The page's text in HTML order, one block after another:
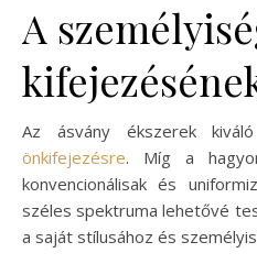
A
Az ásvány ékszerek
önkifejezésre. Míg a
konvencionálisak és
széles spektruma lehetővé
a saját stílusához és